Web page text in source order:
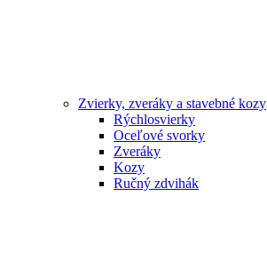
Zvierky, zveráky a stavebné kozy
Rýchlosvierky
Oceľové svorky
Zveráky
Kozy
Ručný zdvihák